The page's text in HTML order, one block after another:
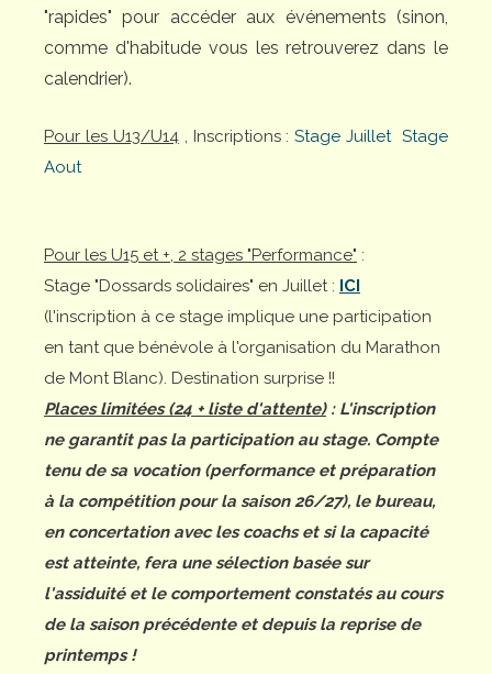
"rapides" pour accéder aux événements (sinon,
comme d'habitude vous les retrouverez dans le
calendrier).
Pour les U13/U14, Inscriptions :Stage Juillet Stage
Aout
Pour les U15 et +, 2 stages "Performance" :
Stage "Dossards solidaires" en Juillet : ICI
(l'inscription à ce stage implique une participation
en tant que bénévole à l'organisation du Marathon
de Mont Blanc). Destination surprise !!
Places limitées (24 + liste d'attente): L'inscription
ne garantit pas la participation au stage. Compte
tenu de sa vocation (performance et préparation
à la compétition pour la saison 26/27), le bureau,
en concertation avec les coachs et si la capacité
est atteinte, fera une sélection basée sur
l'assiduité et le comportement constatés au cours
de la saison précédente et depuis la reprise de
printemps !